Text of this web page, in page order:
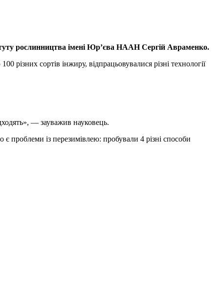
рослинництва імені Юр’єва НААН Сергій Авраменко.
сортів інжиру, відпрацьовувалися різні технології
— зауважив науковець.
із перезимівлею: пробували 4 різні способи